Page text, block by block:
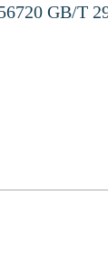
GB/T